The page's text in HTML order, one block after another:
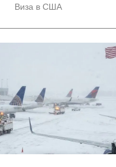
Виза в США